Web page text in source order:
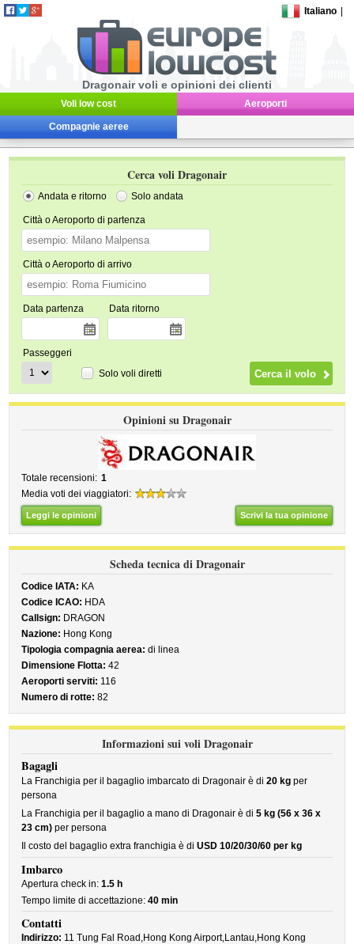
Italiano
Dragonair voli e opinioni dei clienti
Voli low cost Aeroporti
Compagnie aeree
Cerca voli Dragonair
Andata e ritorno Solo andata
Città o Aeroporto di partenza
Città o Aeroporto di arrivo
Data partenza Data ritorno
Passeggeri
Solo voli diretti
Opinioni su Dragonair
Totale recensioni: 1
Media voti dei viaggiatori:
Leggi le opinioni Scrivi la tua opinione
Scheda tecnica di Dragonair
Codice IATA: KA
Codice ICAO: HDA
Callsign: DRAGON
Nazione: Hong Kong
Tipologia compagnia aerea: di linea
Dimensione Flotta: 42
Aeroporti serviti: 116
Numero di rotte: 82
Informazioni sui voli Dragonair
Bagagli
La Franchigia per il bagaglio imbarcato di Dragonair è di20 kg per
persona
La Franchigia per il bagaglio a mano di Dragonair è di5 kg (56 x 36 x
23 cm) per persona
Il costo del bagaglio extra franchigia è diUSD 10/20/30/60 per kg
Imbarco
Apertura check in:1.5 h
Tempo limite di accettazione:40 min
Contatti
Indirizzo: 11 Tung Fal Road,Hong Kong Airport,Lantau,Hong Kong